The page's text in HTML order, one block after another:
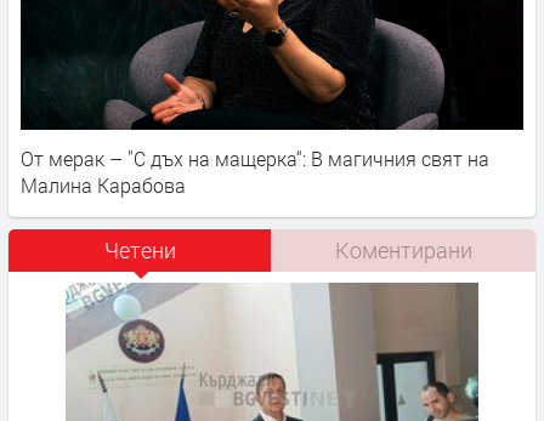
От мерак – "С дъх на мащерка“: В магичния свят на
Малина Карабова
Четени Коментирани